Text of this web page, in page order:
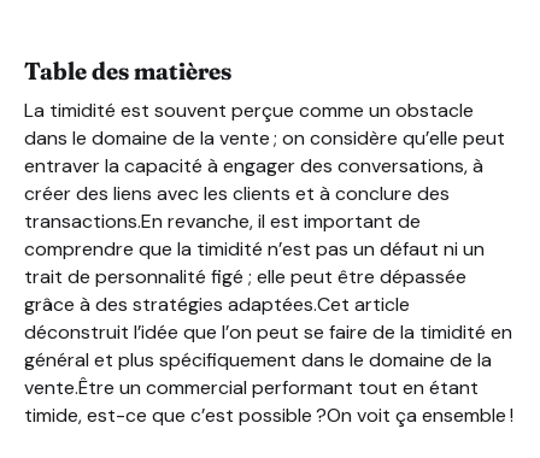
Table des matières
La timidité est souvent perçue comme un obstacle
dans le domaine de la vente ; on considère qu’elle peut
entraver la capacité à engager des conversations, à
créer des liens avec les clients et à conclure des
transactions.En revanche, il est important de
comprendre que la timidité n’est pas un défaut ni un
trait de personnalité figé ; elle peut être dépassée
grâce à des stratégies adaptées.Cet article
déconstruit l’idée que l’on peut se faire de la timidité en
général et plus spécifiquement dans le domaine de la
vente.Être un commercial performant tout en étant
timide, est-ce que c’est possible ?On voit ça ensemble !